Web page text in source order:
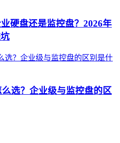
硬盘还是监控盘？2026年
选？企业级与监控盘的区